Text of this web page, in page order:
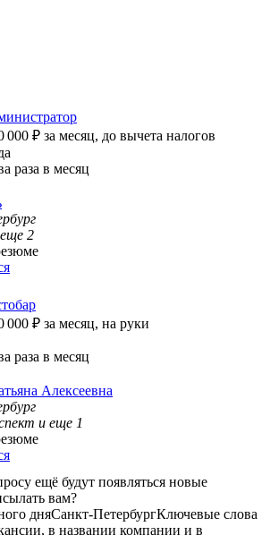
000 ₽ за месяц, до вычета налогов
раза в месяц
2
000 ₽ за месяц, на руки
раза в месяц
Алексеевна
и еще 1
ещё будут появляться новые
вам?
дняСанкт-ПетербургКлючевые слова
в названии компании и в